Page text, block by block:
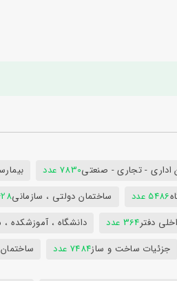
اداری - تجاری - صنعتی7830 عدد
5486 عدد ساختمان دولتی ، سازمانی
دفتر364 عدد دانشگاه ، آموزشکده
جزئیات ساخت و ساز7484 عدد